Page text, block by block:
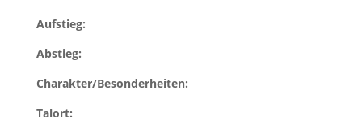
Aufstieg:
Abstieg:
Charakter/Besonderheiten:
Talort: